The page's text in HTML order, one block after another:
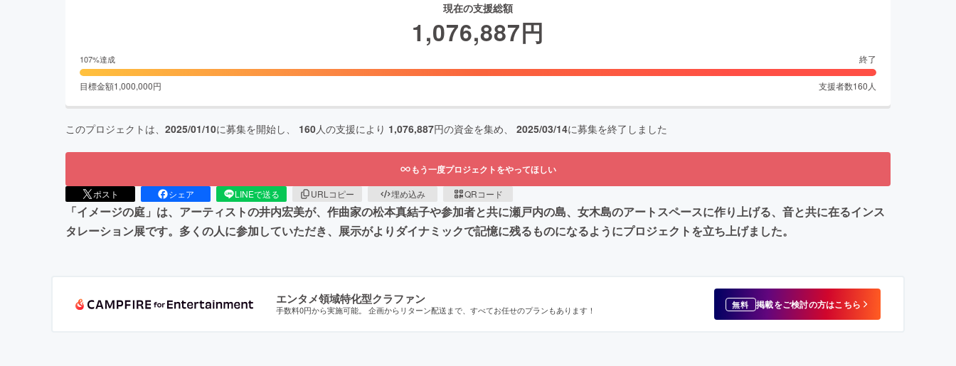
現在の支援総額
1,076,887円
107%達成 終了
目標金額1,000,000円 支援者数160 人
このプロジェクトは、 2025/01/10に募集を開始し、 160人の支援により 1,076,887円の資金を集め、 2025/03/14に募集を終了しました
もう一度プロジェクトをやってほしい
ポスト シェア LINEで送る URLコピー 埋め込み QRコード
「イメージの庭」は、アーティストの井内宏美が、作曲家の松本真結子や参加者と共に瀬戸内の島、女木島のアートスペースに作り上げる、音と共に在るインス
タレーション展です。多くの人に参加していただき、展示がよりダイナミックで記憶に残るものになるようにプロジェクトを立ち上げました。
エンタメ領域特化型クラファン
手数料0円から実施可能。 企画からリターン配送まで、すべてお任せのプランもあります！ 無料 掲載をご検討の方はこちら